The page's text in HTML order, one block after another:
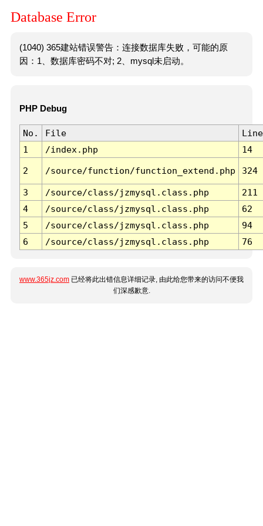
Database Error
(1040) 365建站错误警告：连接数据库失败，可能的原
因：1、数据库密码不对; 2、mysql未启动。
PHP Debug
No. File
Line
1
/index.php 14
2 /source/function/function_extend.php 324
3 /source/class/jzmysql.class.php
211
4
/source/class/jzmysql.class.php
62
5
/source/class/jzmysql.class.php
94
6
/source/class/jzmysql.class.php 76
www.365jz.com 已经将此出错信息详细记录, 由此给您带来的访问不便我
们深感歉意.